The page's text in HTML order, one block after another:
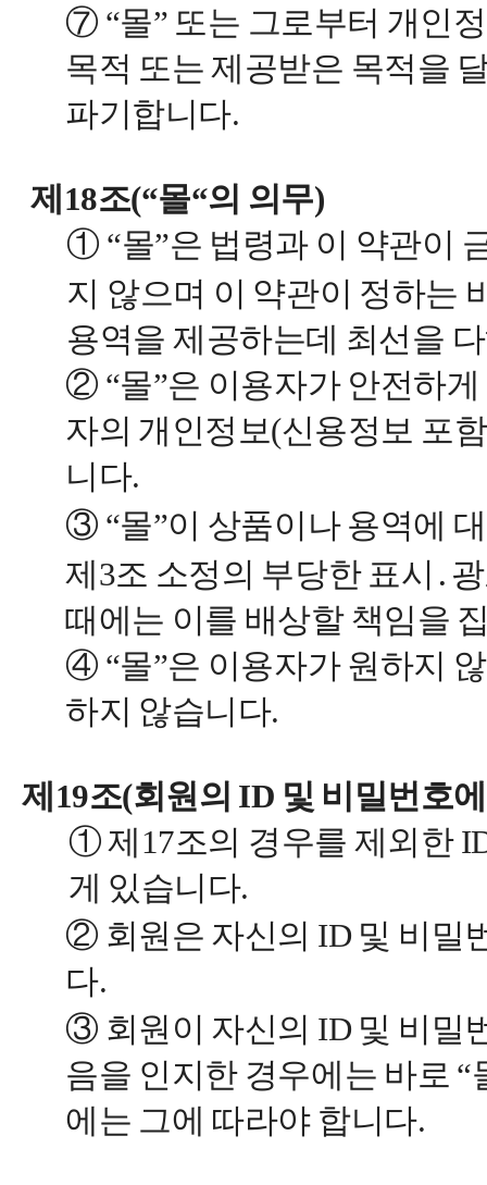
⑦ “몰” 또는 그로부터 개인
목적 또는 제공받은 목적을
파기합니다.
제18조(“몰“의 의무)
① “몰”은 법령과 이 약관이
지 않으며 이 약관이 정하는
용역을 제공하는데 최선을
② “몰”은 이용자가 안전하
자의 개인정보(신용정보 포
니다.
③ “몰”이 상품이나 용역에
제3조 소정의 부당한 표시․
때에는 이를 배상할 책임을
④ “몰”은 이용자가 원하지
하지 않습니다.
제19조(회원의 ID 및 비밀번호
① 제17조의 경우를 제외한
게 있습니다.
② 회원은 자신의 ID 및 비밀
다.
③ 회원이 자신의 ID 및 비밀
음을 인지한 경우에는 바로
에는 그에 따라야 합니다.